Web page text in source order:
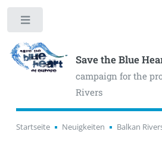
Save the Blue
campaign for the
Rivers
Startseite Neuigkeiten
Balkan